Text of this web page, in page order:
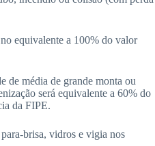
equivalente a 100% do valor
de média de grande monta ou
será equivalente a 60% do
da FIPE.
brisa, vidros e vigia nos